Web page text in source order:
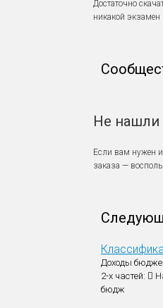
Достаточно
никакой экзамен
Не нашли
Если вам нужен
заказа —
Доходы
2-х частей: 
бюдж